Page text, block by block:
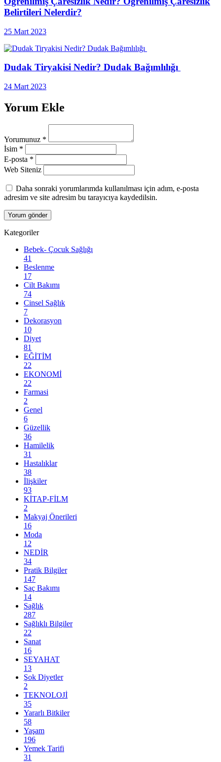
Belirtileri Nelerdir?
25 Mart 2023
Dudak Tiryakisi Nedir? Dudak Bağımlılığı
24 Mart 2023
Yorum Ekle
Yorumunuz *
İsim *
E-posta *
Web Siteniz
Daha sonraki yorumlarımda kullanılması için adım, e-posta
adresim ve site adresim bu tarayıcıya kaydedilsin.
Kategoriler
Bebek- Çocuk Sağlığı
41
Beslenme
17
Cilt Bakımı
74
Cinsel Sağlık
7
Dekorasyon
10
Diyet
81
EĞİTİM
22
EKONOMİ
22
Farmasi
2
Genel
6
Güzellik
36
Hamilelik
31
Hastalıklar
38
İlişkiler
93
KİTAP-FİLM
2
Makyaj Önerileri
16
Moda
12
NEDİR
34
Pratik Bilgiler
147
Saç Bakımı
14
Sağlık
287
Sağlıklı Bilgiler
22
Sanat
16
SEYAHAT
13
Şok Diyetler
2
TEKNOLOJİ
35
Yararlı Bitkiler
58
Yaşam
196
Yemek Tarifi
31